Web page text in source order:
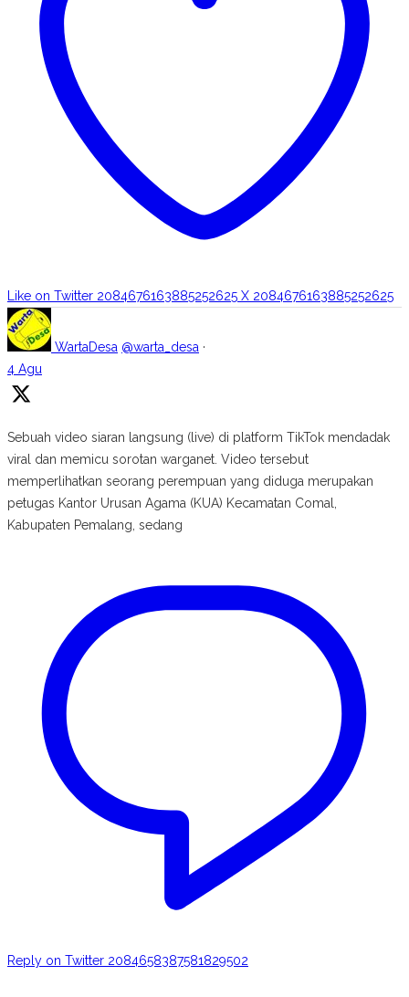
Like on Twitter 2084676163885252625 X 2084676163885252625
WartaDesa @warta_desa ·
4 Agu
Sebuah video siaran langsung (live) di platform TikTok mendadak
viral dan memicu sorotan warganet. Video tersebut
memperlihatkan seorang perempuan yang diduga merupakan
petugas Kantor Urusan Agama (KUA) Kecamatan Comal,
Kabupaten Pemalang, sedang
Reply on Twitter 2084658387581829502